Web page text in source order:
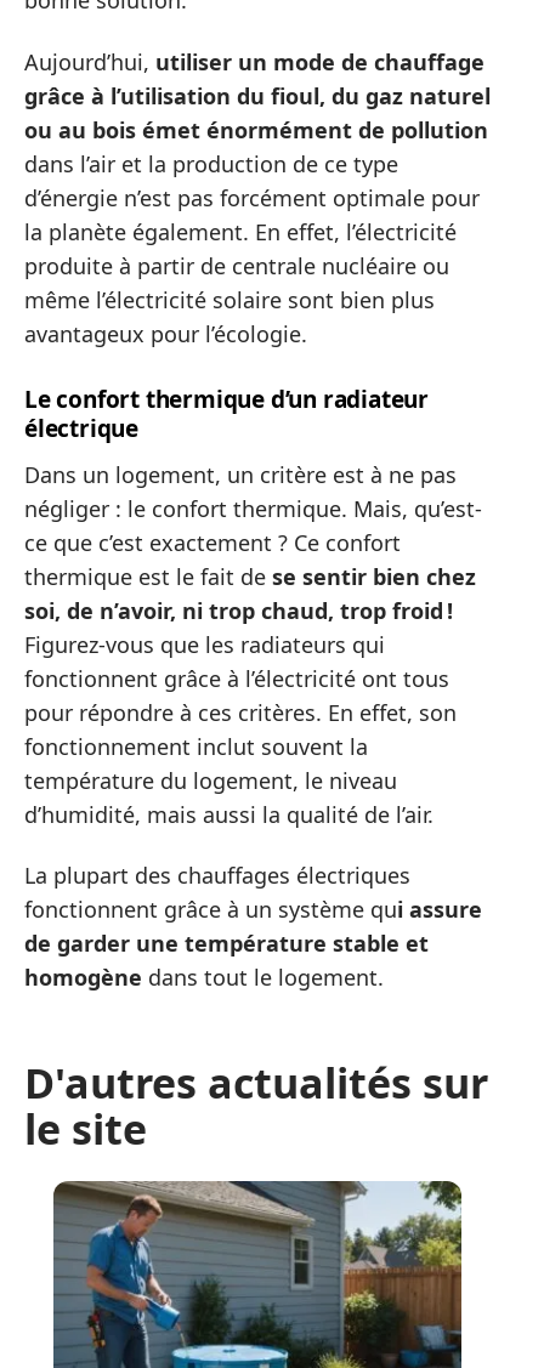
Aujourd’hui, utiliser un mode de chauffage
grâce à l’utilisation du fioul, du gaz naturel
ou au bois émet énormément de pollution
dans l’air et la production de ce type
d’énergie n’est pas forcément optimale pour
la planète également. En effet, l’électricité
produite à partir de centrale nucléaire ou
même l’électricité solaire sont bien plus
avantageux pour l’écologie.
Le confort thermique d’un radiateur
électrique
Dans un logement, un critère est à ne pas
négliger : le confort thermique. Mais, qu’est-
ce que c’est exactement ? Ce confort
thermique est le fait de se sentir bien chez
soi, de n’avoir, ni trop chaud, trop froid !
Figurez-vous que les radiateurs qui
fonctionnent grâce à l’électricité ont tous
pour répondre à ces critères. En effet, son
fonctionnement inclut souvent la
température du logement, le niveau
d’humidité, mais aussi la qualité de l’air.
La plupart des chauffages électriques
fonctionnent grâce à un système qui assure
de garder une température stable et
homogène dans tout le logement.
D'autres actualités sur
le site